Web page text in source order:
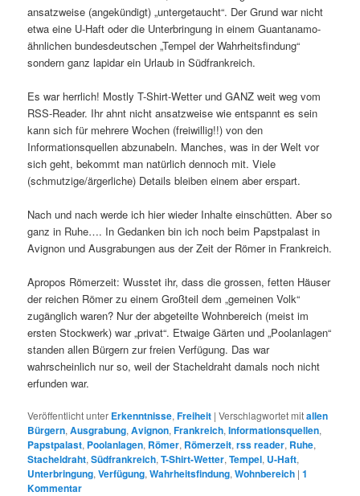
ansatzweise (angekündigt) „untergetaucht“. Der Grund war nicht
etwa eine U-Haft oder die Unterbringung in einem Guantanamo-
ähnlichen bundesdeutschen „Tempel der Wahrheitsfindung“
sondern ganz lapidar ein Urlaub in Südfrankreich.
Es war herrlich! Mostly T-Shirt-Wetter und GANZ weit weg vom
RSS-Reader. Ihr ahnt nicht ansatzweise wie entspannt es sein
kann sich für mehrere Wochen (freiwillig!!) von den
Informationsquellen abzunabeln. Manches, was in der Welt vor
sich geht, bekommt man natürlich dennoch mit. Viele
(schmutzige/ärgerliche) Details bleiben einem aber erspart.
Nach und nach werde ich hier wieder Inhalte einschütten. Aber so
ganz in Ruhe…. In Gedanken bin ich noch beim Papstpalast in
Avignon und Ausgrabungen aus der Zeit der Römer in Frankreich.
Apropos Römerzeit: Wusstet ihr, dass die grossen, fetten Häuser
der reichen Römer zu einem Großteil dem „gemeinen Volk“
zugänglich waren? Nur der abgeteilte Wohnbereich (meist im
ersten Stockwerk) war „privat“. Etwaige Gärten und „Poolanlagen“
standen allen Bürgern zur freien Verfügung. Das war
wahrscheinlich nur so, weil der Stacheldraht damals noch nicht
erfunden war.
Veröffentlicht unter Erkenntnisse,Freiheit |Verschlagwortet mitallen
Bürgern,Ausgrabung,Avignon,Frankreich,Informationsquellen,
Papstpalast, Poolanlagen, Römer, Römerzeit,rss reader, Ruhe,
Stacheldraht,Südfrankreich,T-Shirt-Wetter,Tempel, U-Haft,
Unterbringung,Verfügung,Wahrheitsfindung,Wohnbereich |1
Kommentar